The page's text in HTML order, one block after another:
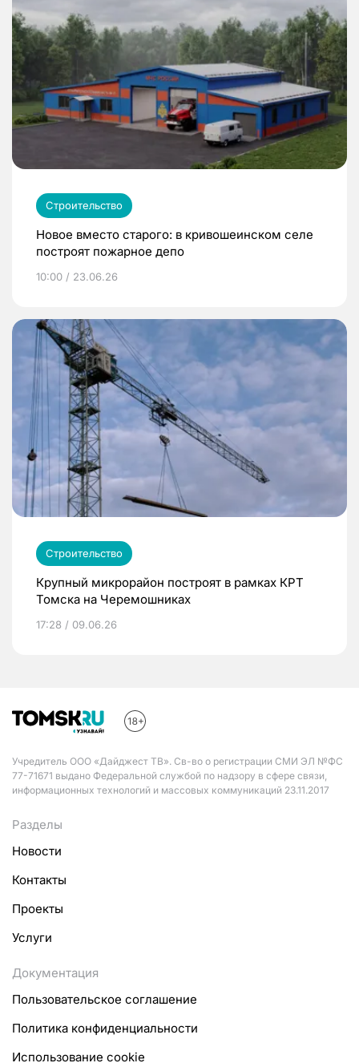
Строительство
Новое вместо старого: в кривошеинском селе
построят пожарное депо
10:00 / 23.06.26
Строительство
Крупный микрорайон построят в рамках КРТ
Томска на Черемошниках
17:28 / 09.06.26
Учредитель ООО «Дайджест ТВ». Св-во о регистрации СМИ ЭЛ №ФС
77-71671 выдано Федеральной службой по надзору в сфере связи,
информационных технологий и массовых коммуникаций 23.11.2017
Разделы
Новости
Контакты
Проекты
Услуги
Документация
Пользовательское соглашение
Политика конфиденциальности
Использование cookie